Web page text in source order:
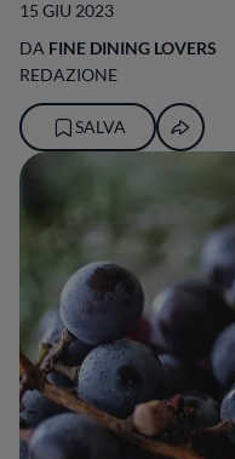
15 GIU 2023
DA FINE DINING LOVERS
REDAZIONE
SALVA